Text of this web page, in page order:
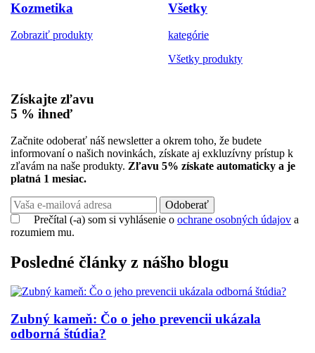
Kozmetika
Zobraziť produkty
Všetky
kategórie
Všetky produkty
Získajte zľavu
5 % ihneď
Začnite odoberať náš newsletter a okrem toho, že budete
informovaní o našich novinkách, získate aj exkluzívny prístup k
zľavám na naše produkty. Zľavu 5% získate automaticky a je
platná 1 mesiac.
Odoberať
Prečítal (-a) som si vyhlásenie o ochrane osobných údajov a
rozumiem mu.
Posledné články z nášho blogu
Zubný kameň: Čo o jeho prevencii ukázala
odborná štúdia?